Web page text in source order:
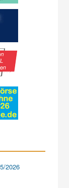
2026